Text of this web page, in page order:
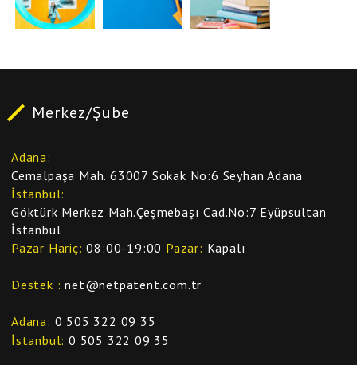
Merkez/Şube
Adana
Cemalpaşa Mah. 63007 Sokak No:6 Seyhan Adana
İstanbul
Göktürk Merkez Mah.Çeşmebaşı Cad.No:7 Eyüpsultan
İstanbul
Pazar Hariç 08:00-19:00 Pazar Kapalı
Destek net@netpatent.com.tr
Adana 0 505 322 09 35
İstanbul 0 505 322 09 35